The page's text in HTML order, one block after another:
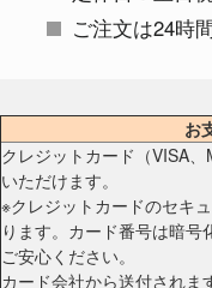
ご注文は24時
お
クレジットカード（VISA
いただけます。
※クレジットカードのセキ
ります。カード番号は暗
ご安心ください。
カード会社から送付されま